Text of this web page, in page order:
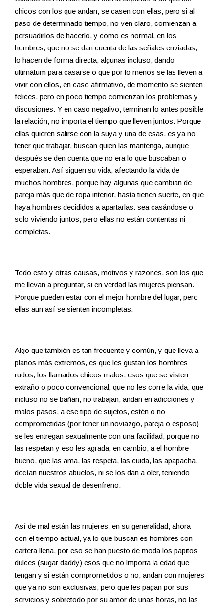
chicos con los que andan, se casen con ellas, pero si al
paso de determinado tiempo, no ven claro, comienzan a
persuadirlos de hacerlo, y como es normal, en los
hombres, que no se dan cuenta de las señales enviadas,
lo hacen de forma directa, algunas incluso, dando
ultimátum para casarse o que por lo menos se las lleven a
vivir con ellos, en caso afirmativo, de momento se sienten
felices, pero en poco tiempo comienzan los problemas y
discusiones. Y en caso negativo, terminan lo antes posible
la relación, no importa el tiempo que lleven juntos. Porque
ellas quieren salirse con la suya y una de esas, es ya no
tener que trabajar, buscan quien las mantenga, aunque
después se den cuenta que no era lo que buscaban o
esperaban. Así siguen su vida, afectando la vida de
muchos hombres, porque hay algunas que cambian de
pareja más que de ropa interior, hasta tienen suerte, en que
haya hombres decididos a apartarlas, sea casándose o
solo viviendo juntos, pero ellas no están contentas ni
completas.
Todo esto y otras causas, motivos y razones, son los que
me llevan a preguntar, si en verdad las mujeres piensan.
Porque pueden estar con el mejor hombre del lugar, pero
ellas aun así se sienten incompletas.
Algo que también es tan frecuente y común, y que lleva a
planos más extremos, es que les gustan los hombres
rudos, los llamados chicos malos, esos que se visten
extraño o poco convencional, que no les corre la vida, que
incluso no se bañan, no trabajan, andan en adicciones y
malos pasos, a ese tipo de sujetos, estén o no
comprometidas (por tener un noviazgo, pareja o esposo)
se les entregan sexualmente con una facilidad, porque no
las respetan y eso les agrada, en cambio, a el hombre
bueno, que las ama, las respeta, las cuida, las apapacha,
decían nuestros abuelos, ni se los dan a oler, teniendo
doble vida sexual de desenfreno.
Así de mal están las mujeres, en su generalidad, ahora
con el tiempo actual, ya lo que buscan es hombres con
cartera llena, por eso se han puesto de moda los papitos
dulces (sugar daddy) esos que no importa la edad que
tengan y si están comprometidos o no, andan con mujeres
que ya no son exclusivas, pero que les pagan por sus
servicios y sobretodo por su amor de unas horas, no las